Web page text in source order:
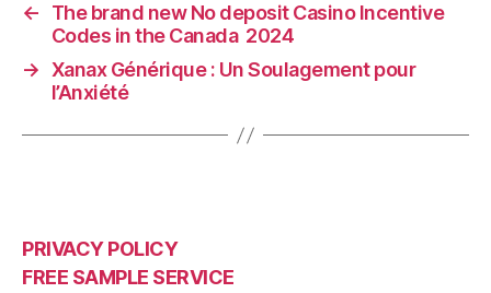
←
The brand new No deposit Casino Incentive
Codes in the Canada ️ 2024
→ Xanax Générique : Un Soulagement pour
l’Anxiété
PRIVACY POLICY
FREE SAMPLE SERVICE